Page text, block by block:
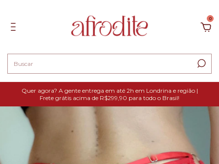
0
Quer agora? A gente entrega em até 2h em Londrina e região |
Frete grátis acima de R$299,90 para todo o Brasil!